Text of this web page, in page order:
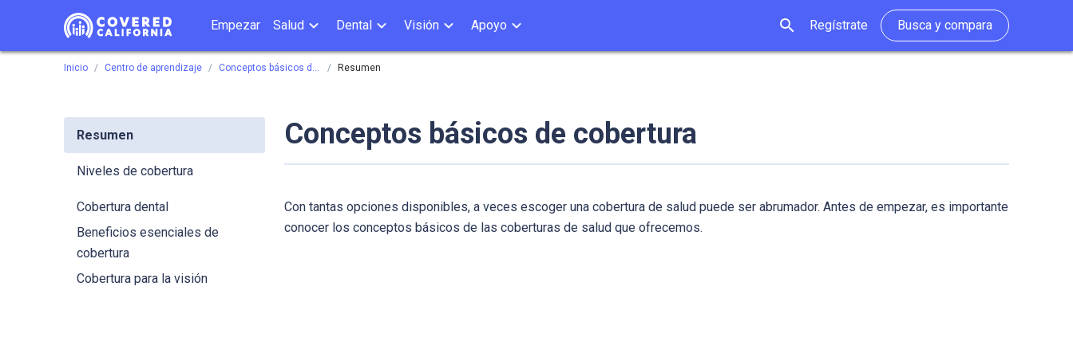
Empezar Salud Dental Visión Apoyo search Regístrate Busca y compara
Inicio Centro de aprendizaje Conceptos básicos de cobertura Resumen
Resumen
Niveles de cobertura
Cobertura dental
Beneficios esenciales de
cobertura
Cobertura para la visión
Conceptos básicos de cobertura
Con tantas opciones disponibles, a veces escoger una cobertura de salud puede ser abrumador. Antes de empezar, es importante
conocer los conceptos básicos de las coberturas de salud que ofrecemos.